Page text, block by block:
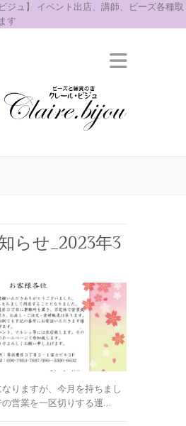
ジュ】 イベント出店、講師、ビーズ各種取
す
らせ_2023年3
りますが、今月を持ちまし
営業を一区切りする運…